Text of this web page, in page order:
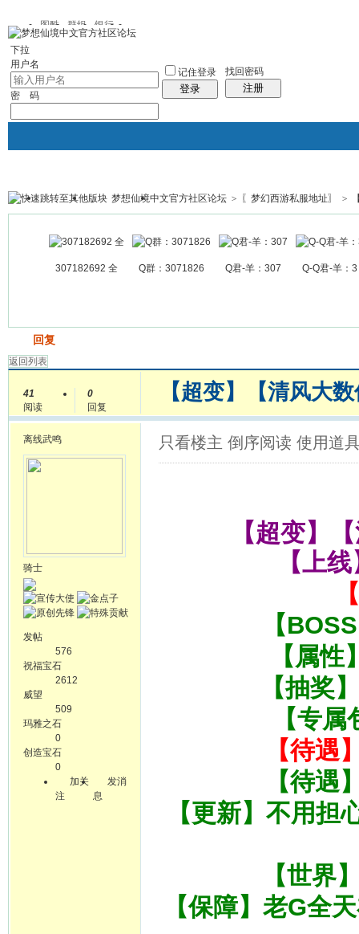
图酷 群组 银行
下拉
用户名
密 码
记住登录
登录
找回密码
注册
银行 群组聚合 我的空间
帖子
梦想仙境中文官方社区论坛 > 〖梦幻西游私服地址〗 >
307182692 全 Q群：3071826 Q君-羊：307 Q-Q君-羊：3
回复
返回列表
41
阅读
0
回复
【超变】【清风大
离线武鸣
骑士
发帖
576
祝福宝石
2612
威望
509
玛雅之石
0
创造宝石
0
加关
注
发消
息
只看楼主 倒序阅读 使用道
【超变】
【上
【
【属
【抽奖
【专
【待遇
【待遇
【更新】不用担
【世界
【保障】老G全